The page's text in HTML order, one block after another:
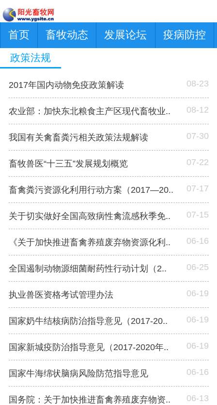
首页 畜牧动态 发展论坛 疫病防控
政策法规
2017年国内动物免疫政策解读 08-23
农业部：加快东北粮食主产区现代畜牧业.. 08-12
我国有关禽畜粪污相关政策法规解读 07-30
畜牧兽医“十三五”发展规划概览 07-22
畜禽粪污资源化利用行动方案（2017—20.. 07-17
关于切实做好全国高致病性禽流感秋季免.. 07-15
《关于加快推进畜禽养殖废弃物资源化利.. 06-16
全国遏制动物源细菌耐药性行动计划（2.. 06-25
执业兽医资格考试管理办法 06-19
国家奶牛结核病防治指导意见（2017-20.. 06-19
国家新城疫防治指导意见（2017-2020年.. 06-19
国家牛海绵状脑病风险防范指导意见 06-16
国务院：关于加快推进畜禽养殖废弃物资.. 06-13